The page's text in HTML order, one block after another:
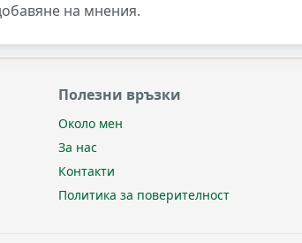
на мнения.
Полезни връзки
Около мен
За нас
Контакти
Политика за поверителност